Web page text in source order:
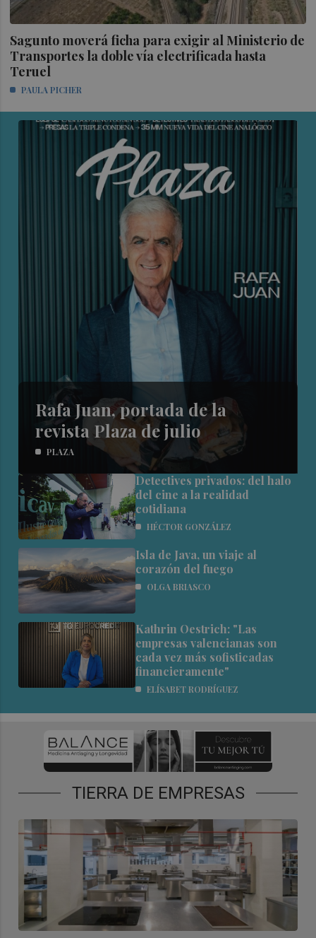
Sagunto moverá ficha para exigir al Ministerio de
Transportes la doble vía electrificada hasta
Teruel
PAULA PICHER
Rafa Juan, portada de la
revista Plaza de julio
PLAZA
Detectives privados: del halo
del cine a la realidad
cotidiana
HÉCTOR GONZÁLEZ
Isla de Java, un viaje al
corazón del fuego
OLGA BRIASCO
Kathrin Oestrich: "Las
empresas valencianas son
cada vez más sofisticadas
financieramente"
ELÍSABET RODRÍGUEZ
TIERRA DE EMPRESAS